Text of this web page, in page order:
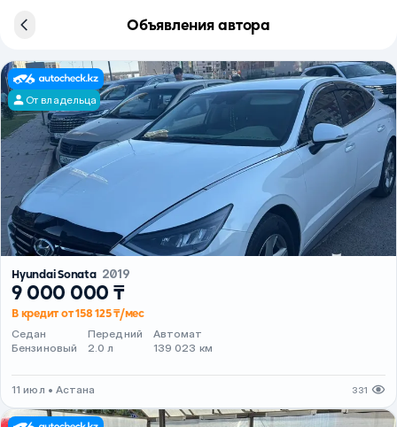
Объявления автора
От владельца
Hyundai Sonata 2019
9 000 000 ₸
В кредит от 158 125 ₸/мес
Седан
Бензиновый
Передний
2.0 л
Автомат
139 023 км
11 июл • Астана 331